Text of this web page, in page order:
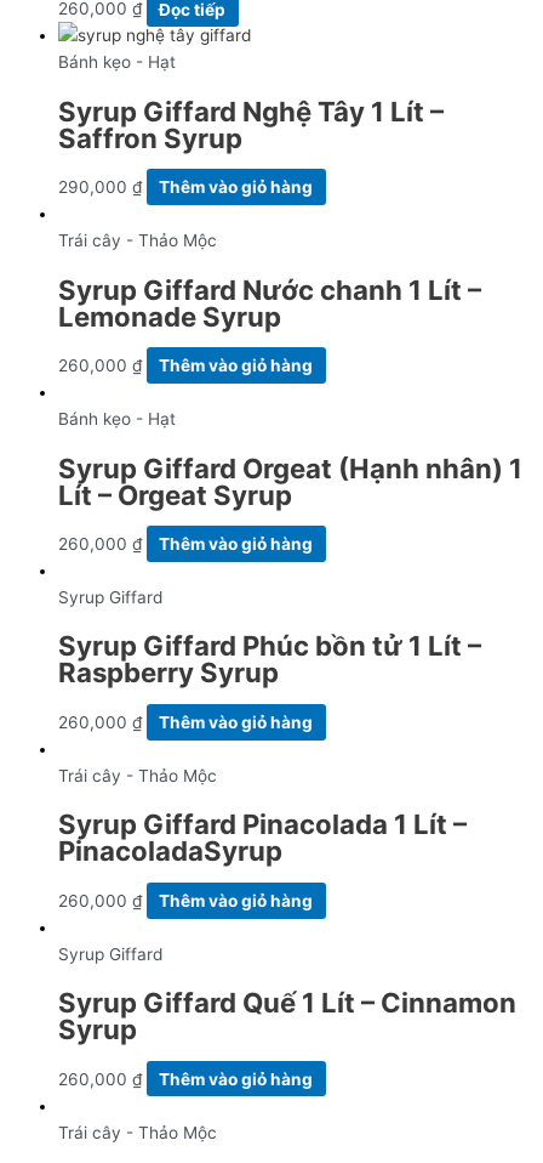
260,000 ₫ Đọc tiếp
Bánh kẹo - Hạt
Syrup Giffard Nghệ Tây 1 Lít –
Saffron Syrup
290,000 ₫ Thêm vào giỏ hàng
Trái cây - Thảo Mộc
Syrup Giffard Nước chanh 1 Lít –
Lemonade Syrup
260,000 ₫ Thêm vào giỏ hàng
Bánh kẹo - Hạt
Syrup Giffard Orgeat (Hạnh nhân) 1
Lít – Orgeat Syrup
260,000 ₫ Thêm vào giỏ hàng
Syrup Giffard
Syrup Giffard Phúc bồn tử 1 Lít –
Raspberry Syrup
260,000 ₫ Thêm vào giỏ hàng
Trái cây - Thảo Mộc
Syrup Giffard Pinacolada 1 Lít –
PinacoladaSyrup
260,000 ₫ Thêm vào giỏ hàng
Syrup Giffard
Syrup Giffard Quế 1 Lít – Cinnamon
Syrup
260,000 ₫ Thêm vào giỏ hàng
Trái cây - Thảo Mộc